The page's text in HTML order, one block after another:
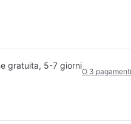
gratuita, 5-7 giorni
O 3